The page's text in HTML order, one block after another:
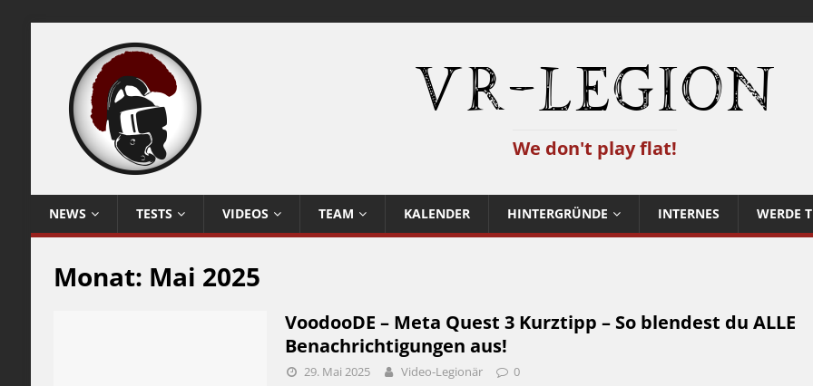
VR-Legion
We don't play flat!
NEWS TESTS VIDEOS TEAM KALENDER HINTERGRÜNDE INTERNES WERDE
Monat: Mai 2025
VoodooDE – Meta Quest 3 Kurztipp – So blendest du ALLE
Benachrichtigungen aus!
29. Mai 2025 Video-Legionär 0